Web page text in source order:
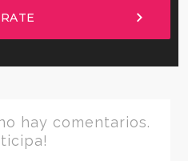
chevron_right
hay comentarios.